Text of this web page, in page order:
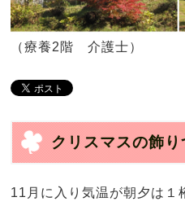
（療養2階 介護士）
クリスマスの飾り
11月に入り気温が朝夕は１